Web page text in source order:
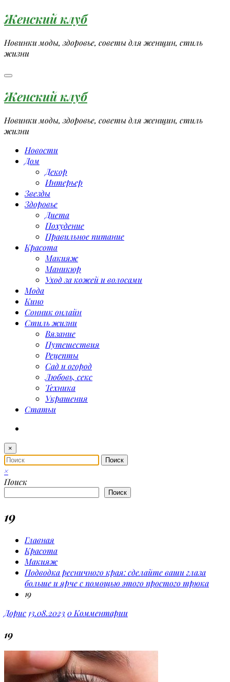
Перейти
к
содержимому
Женский клуб
Новинки моды, здоровье, советы для женщин, стиль
жизни
Женский клуб
Новинки моды, здоровье, советы для женщин, стиль
жизни
Новости
Дом
Декор
Интерьер
Звезды
Здоровье
Диета
Похудение
Правильное питание
Красота
Макияж
Маникюр
Уход за кожей и волосами
Мода
Кино
Сонник онлайн
Стиль жизни
Вязание
Путешествия
Рецепты
Сад и огород
Любовь, секс
Техника
Украшения
Статьи
×
×
Поиск
Поиск
19
Главная
Красота
Макияж
Подводка ресничного края: сделайте ваши глаза
больше и ярче с помощью этого простого трюка
19
Дорис 13.08.2023 0 Комментарии
19